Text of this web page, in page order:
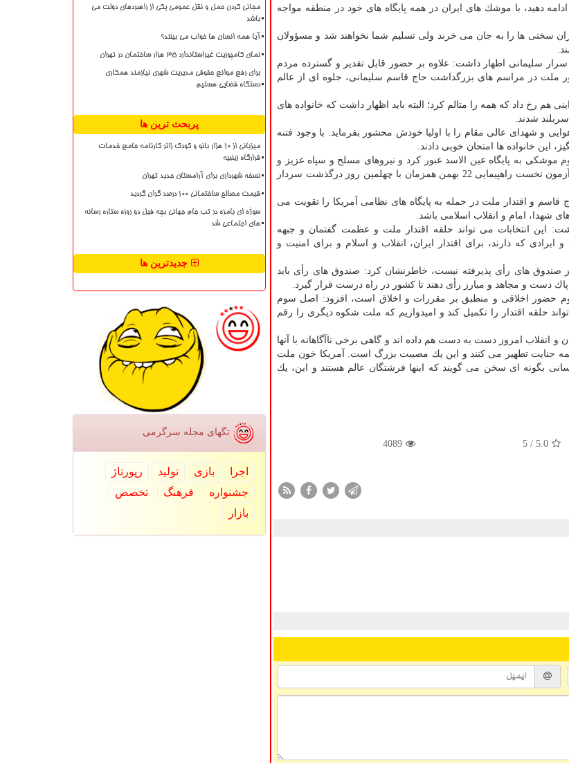
دهید، با موشك های ایران در همه پایگاه های خود در منطقه مواجه
سختی ها را به جان می خرند ولی تسلیم شما نخواهند شد و مسؤولان
سلیمانی اظهار داشت: علاوه بر حضور قابل تقدیر و گسترده مردم
ایران و حضور ملت در مراسم های بزرگداشت حاج قاسم سلیمانی، جلوه ای از عالم
هم رخ داد كه همه را متالم كرد؛ البته باید اظهار داشت كه خانواده های
سربلند شدند.
و شهدای عالی مقام را با اولیا خودش محشور بفرماید. با وجود فتنه
این خانواده ها امتحان خوبی دادند.
موشكی به پایگاه عین الاسد عبور كرد و نیروهای مسلح و سپاه عزیز و
پیروز بودند ولی همچنان دو آزمون در پیش داریم. آزمون نخست راهپیمایی 22 بهمن همزمان با چهلمین روز درگذشت سردار
قاسم و اقتدار ملت در حمله به پایگاه های نظامی آمریكا را تقویت می
شهدا، امام و انقلاب اسلامی باشد.
این انتخابات می تواند حلقه اقتدار ملت و عظمت گفتمان و جبهه
كه دارند، برای اقتدار ایران، انقلاب و اسلام و برای امنیت و
صندوق های رأی پذیرفته نیست، خاطرنشان كرد: صندوق های رأی باید
دست و مجاهد و مبارز رأی دهند تا كشور در راه درست قرار گیرد.
حضور اخلاقی و منطبق بر مقررات و اخلاق است، افزود: اصل سوم
حلقه اقتدار را تكمیل كند و امیدواریم كه ملت شكوه دیگری را رقم
و انقلاب امروز دست به دست هم داده اند و گاهی برخی ناآگاهانه با آنها
جنایت تطهیر می كنند و این یك مصیبت بزرگ است. آمریكا خون ملت
بگونه ای سخن می گویند كه اینها فرشتگان عالم هستند و این، یك
5.0
/ 5
4089
مجانی کردن حمل و نقل عمومی یکی از راهبردهای دولت می
باشد
آیا همه انسان ها خواب می بینند؟
نمای کامپوزیت غیراستاندارد ۳۵ هزار ساختمان در تهران
برای رفع موانع حقوقی مدیریت شهری نیازمند همکاری
دستگاه قضایی هستیم
پربحث ترین ها
میزبانی از ۱۰ هزار بانو و کودک زائر کارنامه جامع خدمات
قرارگاه زینبیه
نسخه شهرداری برای آرامستان جدید تهران
قیمت مصالح ساختمانی ۱۰۰ درصد گران گردید
سوژه ای بامزه در تب جام جهانی بچه فیل دو روزه ستاره رسانه
های اجتماعی شد
جدیدترین ها
تگهای مجله سرگرمی
اجرا بازی تولید
رپورتاژ
جشنواره
فرهنگ
تخصص
بازار